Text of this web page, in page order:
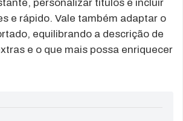
personalizar títulos e incluir
e rápido. Vale também adaptar o
equilibrando a descrição de
e o que mais possa enriquecer